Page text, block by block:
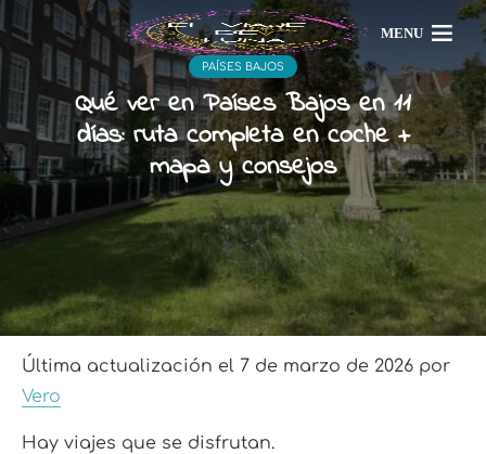
MENU
PAÍSES BAJOS
Qué ver en Países Bajos en 11
días: ruta completa en coche +
mapa y consejos
Última actualización el 7 de marzo de 2026 por
Vero
Hay viajes que se disfrutan.